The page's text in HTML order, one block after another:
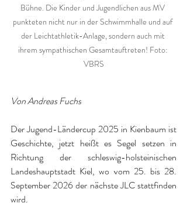
Bühne. Die Kinder und Jugendlichen aus MV
punkteten nicht nur in der Schwimmhalle und auf
der Leichtathletik-Anlage, sondern auch mit
ihrem sympathischen Gesamtauftreten! Foto:
VBRS
Von Andreas Fuchs
Der Jugend-Ländercup 2025 in Kienbaum ist
Geschichte, jetzt heißt es Segel setzen in
Richtung der schleswig-holsteinischen
Landeshauptstadt Kiel, wo vom 25. bis 28.
September 2026 der nächste JLC stattfinden
wird.